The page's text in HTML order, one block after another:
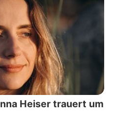
Heiser trauert um